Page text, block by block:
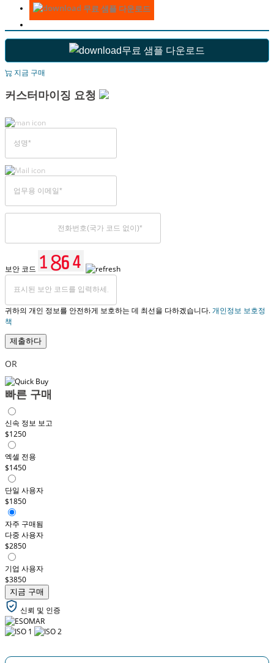
무료 샘플 다운로드
무료 샘플 다운로드
지금 구매
커스터마이징 요청
보안 코드
귀하의 개인 정보를 안전하게 보호하는 데 최선을 다하겠습니다.개인정보 보호정
책
제출하다
OR
빠른 구매
신속 정보 보고
$1250
엑셀 전용
$1450
단일 사용자
$1850
자주 구매됨
다중 사용자
$2850
기업 사용자
$3850
지금 구매
신뢰 및 인증